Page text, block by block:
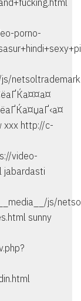
porno-
xxx http://c-
video-
jabardasti
js/
sunny